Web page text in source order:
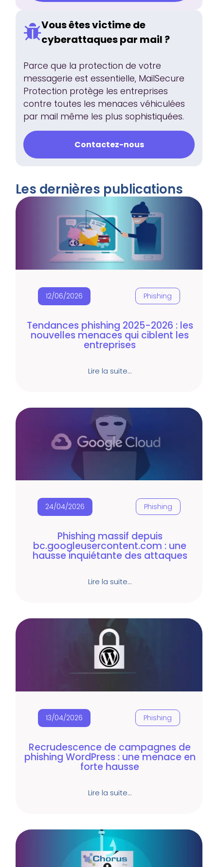
Vous êtes victime de
cyberattaques par mail ?
Parce que la protection de votre
messagerie est essentielle, MailSecure
Protection protège les entreprises
contre toutes les menaces véhiculées
par mail même les plus sophistiquées.
Contactez-nous
Les dernières publications
12/06/2026 Phishing
Tendances phishing 2025-2026 : les
nouvelles menaces qui ciblent les
entreprises
Lire la suite…
24/04/2026 Phishing
Phishing massif depuis
bc.googleusercontent.com : une
hausse inquiétante des attaques
Lire la suite…
13/04/2026 Phishing
Recrudescence de campagnes de
phishing WordPress : une menace en
forte hausse
Lire la suite…